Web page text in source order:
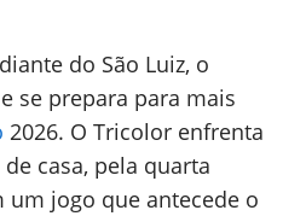
do São Luiz, o
se prepara para mais
2026. O Tricolor enfrenta
casa, pela quarta
um jogo que antecede o